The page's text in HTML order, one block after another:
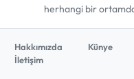
herhangi bir
Hakkımızda
Künye
İletişim